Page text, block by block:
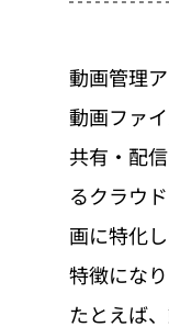
動画管理
動画ファ
共有・配
るクラウ
画に特化
特徴になり
たとえば